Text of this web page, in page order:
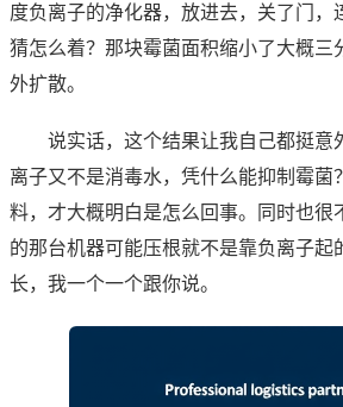
度负离子的净化器，放进去，关了门，
猜怎么着？那块霉菌面积缩小了大概三
外扩散。
说实话，这个结果让我自己都挺意
离子又不是消毒水，凭什么能抑制霉菌
料，才大概明白是怎么回事。同时也
的那台机器可能压根就不是靠负离子起
长，我一个一个跟你说。